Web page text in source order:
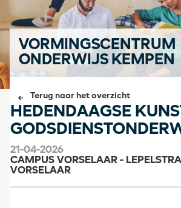
VORMINGSCENTRUM
ONDERWIJS KEMPEN
Terug naar het overzicht
HEDENDAAGSE
21-04-2026
CAMPUS VORSELAAR -
VORSELAAR